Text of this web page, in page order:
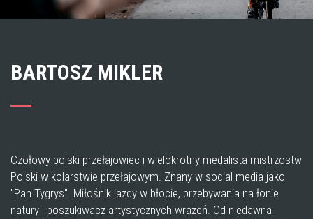
BARTOSZ MIKLER
Czołowy polski przełajowiec i wielokrotny medalista mistrzostw
Polski w kolarstwie przełajowym. Znany w social media jako
"Pan Tygrys". Miłośnik jazdy w błocie, przebywania na łonie
natury i poszukiwacz artystycznych wrażeń. Od niedawna